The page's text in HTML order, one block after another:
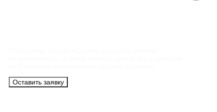
Оставить заявку